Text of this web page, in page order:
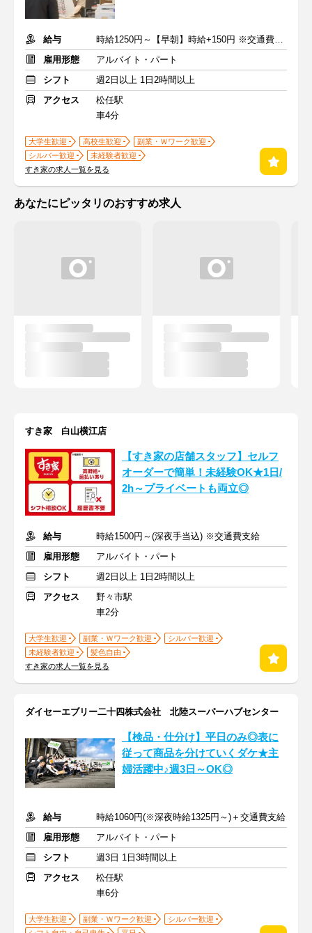
給与
時給1250円～【早朝】時給+150円 ※交通費支給
雇用形態
アルバイト・パート
シフト
週2日以上 1日2時間以上
アクセス
松任駅
車4分
大学生歓迎 高校生歓迎
副業・Ｗワーク歓迎
シルバー歓迎
未経験者歓迎
すき家の求人一覧を見る
あなたにピッタリのおすすめ求人
すき家 白山横江店
【すき家の店舗スタッフ】セルフ
オーダーで簡単！未経験OK★1日/
2h～プライベートも両立◎
給与
時給1500円～(深夜手当込) ※交通費支給
雇用形態
アルバイト・パート
シフト
週2日以上 1日2時間以上
アクセス
野々市駅
車2分
大学生歓迎 副業・Ｗワーク歓迎
シルバー歓迎
未経験者歓迎
髪色自由
すき家の求人一覧を見る
ダイセーエブリー二十四株式会社 北陸スーパーハブセンター
【検品・仕分け】平日のみ◎表に
従って商品を分けていくダケ★主
婦活躍中♪週3日～OK◎
給与
時給1060円(※深夜時給1325円～)＋交通費支給
雇用形態
アルバイト・パート
シフト
週3日 1日3時間以上
アクセス
松任駅
車6分
大学生歓迎 副業・Ｗワーク歓迎
シルバー歓迎